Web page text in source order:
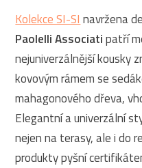
Kolekce SI-SI navržena
Paolelli Associatipatří
nejuniverzálnější kousky
kovovým rámem se
mahagonového dřeva,
Elegantní a univerzální
nejen na terasy, ale i do
produkty pyšní